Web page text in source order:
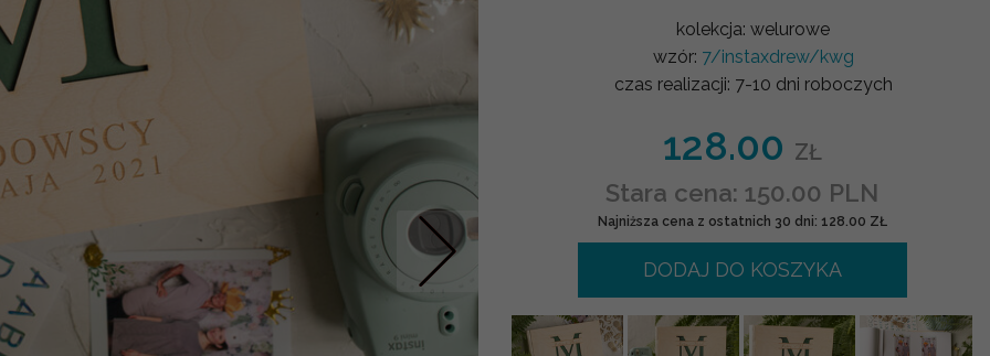
Nastepne
kolekcja:welurowe
wzór: 7/instaxdrew/kwg
czas realizacji: 7-10 dni roboczych
128.00 ZŁ
Stara cena: 150.00 PLN
Najniższa cena z ostatnich 30 dni: 128.00 ZŁ
DODAJ DO KOSZYKA